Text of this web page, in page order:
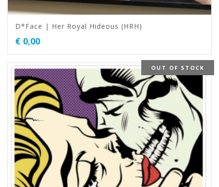
D*Face | Her Royal Hideous (HRH)
€ 0,00
OUT OF STOCK